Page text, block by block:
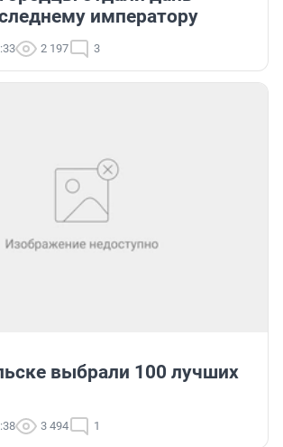
императору
2 197 3
выбрали 100 лучших
3 494 1